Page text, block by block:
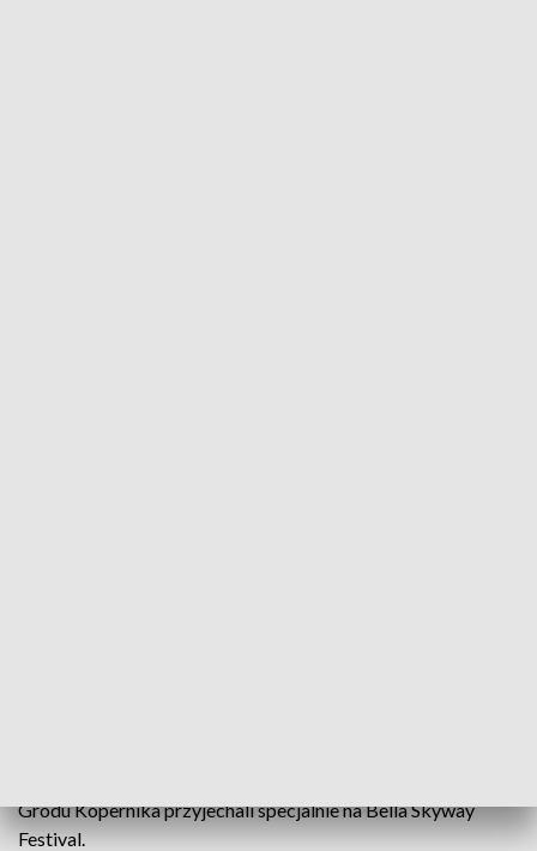
Grodu Kopernika przyjechali specjalnie na Bella Skyway
Festival.